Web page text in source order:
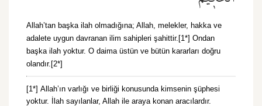
Allah’tan başka ilah olmadığına; Allah, melekler, hakka ve
adalete uygun davranan ilim sahipleri şahittir.[1*] Ondan
başka ilah yoktur. O daima üstün ve bütün kararları doğru
olandır.[2*]
[1*] Allah’ın varlığı ve birliği konusunda kimsenin şüphesi
yoktur. İlah sayılanlar, Allah ile araya konan aracılardır.